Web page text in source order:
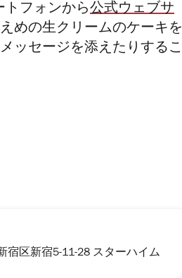
フォンから公式ウェブサ
めの⽣クリームのケーキを
ッセージを添えたりするこ
宿区新宿5-11-28 スターハイム